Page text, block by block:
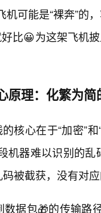
可能是“裸奔”的
比😀为这架飞机
原理：化繁为简
核心在于“加密”
机器难以识别的
码被截获，没有对
数据包🎁的传输